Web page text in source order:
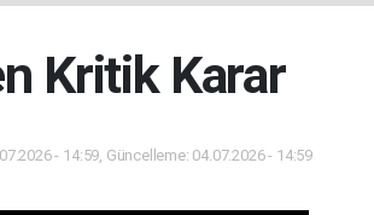
Kritik Karar
- 14:59, Güncelleme: 04.07.2026 - 14:59